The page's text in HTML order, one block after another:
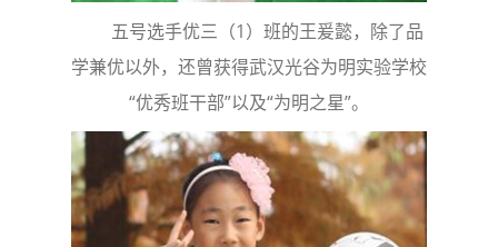
五号选手优三（1）班的王爰懿，除了品
学兼优以外，还曾获得武汉光谷为明实验学校
“优秀班干部”以及“为明之星”。